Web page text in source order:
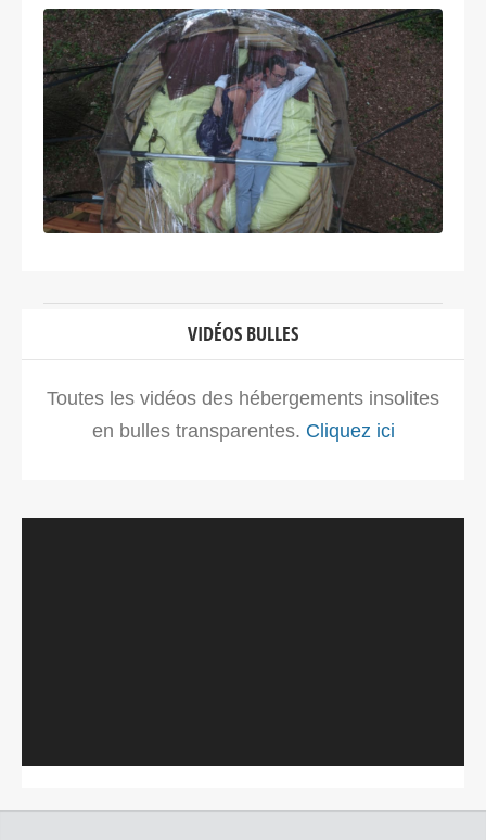
VIDÉOS BULLES
Toutes les vidéos des hébergements insolites
en bulles transparentes. Cliquez ici